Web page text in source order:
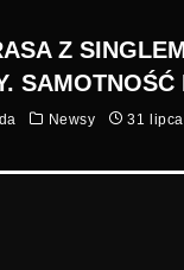
Z
SAMOTNOŚĆ
Newsy 31